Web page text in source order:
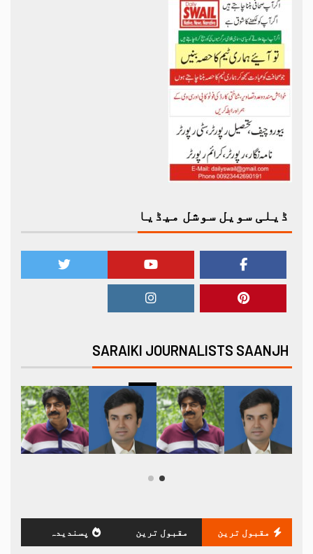
ڈیلی سویل سوشل میڈیا
SARAIKI JOURNALISTS SAANJH
مقبول ترین مقبول ترین پسندیدہ